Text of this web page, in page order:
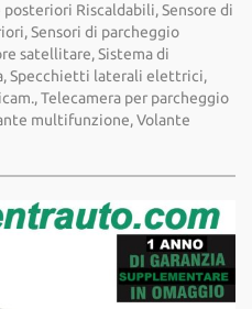
Riscaldabili, Sensore di
Sensori di parcheggio
satellitare, Sistema di
Specchietti laterali elettrici,
Telecamera per parcheggio
multifunzione, Volante